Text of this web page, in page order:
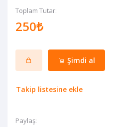
Toplam Tutar:
250₺
Şimdi al
Takip listesine ekle
Paylaş: